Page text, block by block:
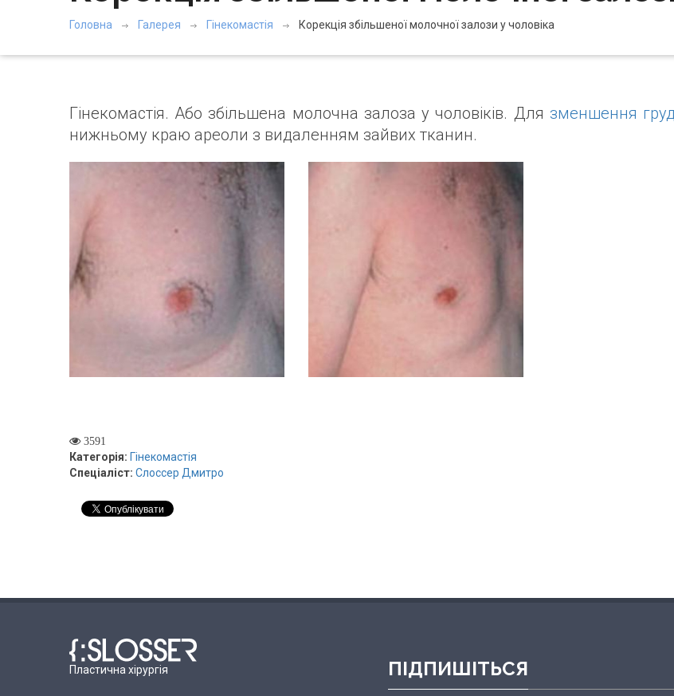
Головна Галерея Гінекомастія Корекція збільшеної молочної залози у чоловіка
Гінекомастія. Або збільшена молочна залоза у чоловіків. Для зменшення
нижньому краю ареоли з видаленням зайвих тканин.
3591
Категорія: Гінекомастія
Спеціаліст: Слоссер Дмитро
Пластична хірургія ПІДПИШІТЬСЯ